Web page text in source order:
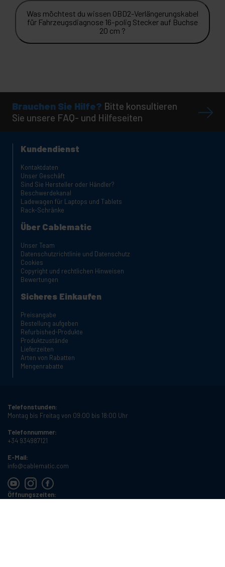
Was möchtest du wissen OBD2-Verlängerungskabel
für Fahrzeugsdiagnose 16-polig Stecker auf Buchse
20 cm ?
Brauchen Sie Hilfe? Bitte konsultieren
Sie unsere FAQ- und Hilfeseiten
Kundendienst
Kontaktdaten
Unser Geschäft
Sind Sie Hersteller oder Händler?
Beschwerdekanal
Ladewagen für Laptops und Tablets
Rack-Schränke
Über Cablematic
Unser Team
Datenschutzrichtlinie und Datenschutz
Cookies
Copyright und rechtlichen Hinweisen
Bewertungen
Sicheres Einkaufen
Preisangabe
Bestellung aufgeben
Refurbished-Produkte
Produktzustände
Lieferzeiten
Arten von Rabatten
Mengenrabatte
Telefonstunden:
Montag bis Freitag von 09:00 bis 18:00 Uhr
Telefonnummer:
+34 934987121
E-Mail:
info@cablematic.com
Öffnungszeiten: